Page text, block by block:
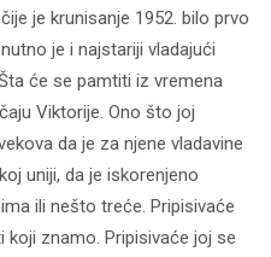
je krunisanje 1952. bilo prvo
je i najstariji vladajući
će se pamtiti iz vremena
Viktorije. Ono što joj
da je za njene vladavine
uniji, da je iskorenjeno
ili nešto treće. Pripisivaće
znamo. Pripisivaće joj se